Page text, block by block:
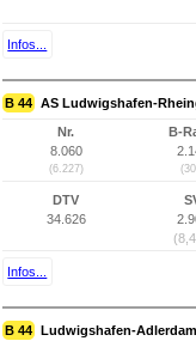
Infos...
B 44 AS Ludwigshafen-
Nr.
8.060
(6.227)
B-
DTV
34.626
Infos...
B 44 Ludwigshafen-